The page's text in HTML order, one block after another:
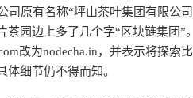
司原有名称“坪山茶叶集团有限公
园边上多了几个字“区块链集团”
改为nodecha.in，并表示将探索
细节仍不得而知。